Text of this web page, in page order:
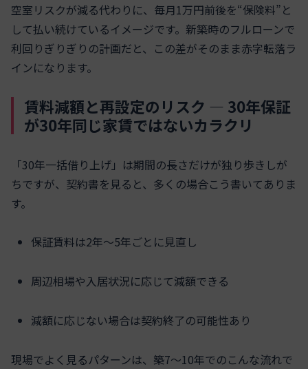
空室リスクが減る代わりに、毎月1万円前後を“保険料”と
して払い続けているイメージです。新築時のフルローンで
利回りぎりぎりの計画だと、この差がそのまま赤字転落ラ
インになります。
賃料減額と再設定のリスク ― 30年保証
が30年同じ家賃ではないカラクリ
「30年一括借り上げ」は期間の長さだけが独り歩きしが
ちですが、契約書を見ると、多くの場合こう書いてありま
す。
保証賃料は2年〜5年ごとに見直し
周辺相場や入居状況に応じて減額できる
減額に応じない場合は契約終了の可能性あり
現場でよく見るパターンは、築7〜10年でのこんな流れで